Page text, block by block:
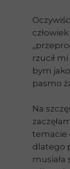
rzucił
bym
pasmo
Na
temacie
dlatego
musiała